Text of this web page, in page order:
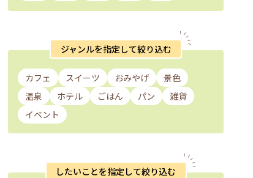
ジャンルを指定して絞り込む
カフェ スイーツ おみやげ
景色
温泉
ホテル ごはん パン
雑貨
イベント
したいことを指定して絞り込む